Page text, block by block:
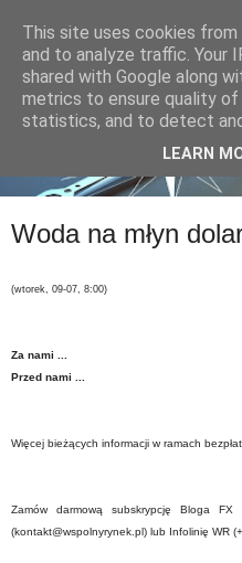
Woda na młyn
(wtorek, 09-07, 8:00)
Za nami ...
Przed nami ...
Więcej bieżących informacji w ramach
Zamów darmową subskrypcję Bloga
(kontakt@wspolnyrynek.pl) lub Infolinię WR
This site uses cookies
and to analyze traffic. Your
shared with Google along
metrics to ensure quality of
statistics, and to detect
LEARN